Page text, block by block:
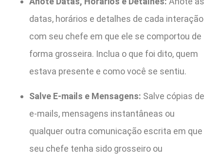
datas, horários e detalhes de cada interação
com seu chefe em que ele se comportou de
forma grosseira. Inclua o que foi dito, quem
estava presente e como você se sentiu.
Salve E-mails e Mensagens: Salve cópias de
e-mails, mensagens instantâneas ou
qualquer outra comunicação escrita em que
seu chefe tenha sido grosseiro ou